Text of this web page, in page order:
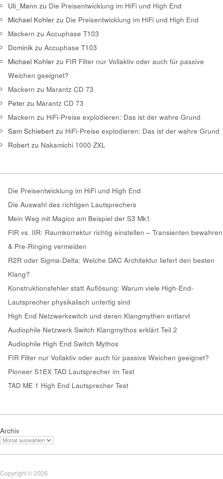
Uli_Mann zu Die Preisentwicklung im HiFi und High End
Michael Kohler zu Die Preisentwicklung im HiFi und High End
Mackern zu Accuphase T103
Dominik zu Accuphase T103
Michael Kohler zu FIR Filter nur Vollaktiv oder auch für passive
Weichen geeignet?
Mackern zu Marantz CD 73
Peter zu Marantz CD 73
Mackern zu HiFi-Preise explodieren: Das ist der wahre Grund
Sam Schiebert zu HiFi-Preise explodieren: Das ist der wahre Grund
Robert zu Nakamichi 1000 ZXL
Die Preisentwicklung im HiFi und High End
Die Auswahl des richtigen Lautsprechers
Mein Weg mit Magico am Beispiel der S3 Mk1
FIR vs. IIR: Raumkorrektur richtig einstellen – Transienten bewahren
& Pre-Ringing vermeiden
R2R oder Sigma-Delta: Welche DAC Architektur liefert den besten
Klang?
Konstruktionsfehler statt Auflösung: Warum viele High-End-
Lautsprecher physikalisch unfertig sind
High End Netzwerkswitch und deren Klangmythen entlarvt
Audiophile Netzwerk Switch Klangmythos erklärt Teil 2
Audiophile High End Switch Mythos
FIR Filter nur Vollaktiv oder auch für passive Weichen geeignet?
Pioneer S1EX TAD Lautsprecher im Test
TAD ME 1 High End Lautsprecher Test
Archiv
Copyright © 2026